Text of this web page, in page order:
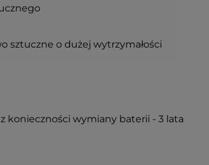
sztuczne o dużej wytrzymałości
konieczności wymiany baterii - 3 lata